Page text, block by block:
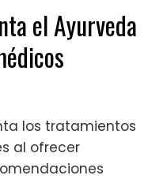
el Ayurveda
los tratamientos
al ofrecer